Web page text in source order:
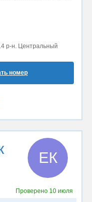
р-н. Центральный
номер
ЕК
Проверено 10 июля